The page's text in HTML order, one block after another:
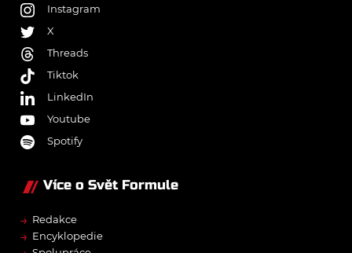
Instagram
X
Threads
Tiktok
LinkedIn
Youtube
Spotify
Více o Svět Formule
→ Redakce
→ Encyklopedie